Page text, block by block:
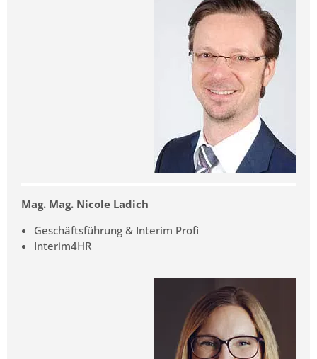
Mag. Mag. Nicole Ladich
Geschäftsführung & Interim Profi
Interim4HR